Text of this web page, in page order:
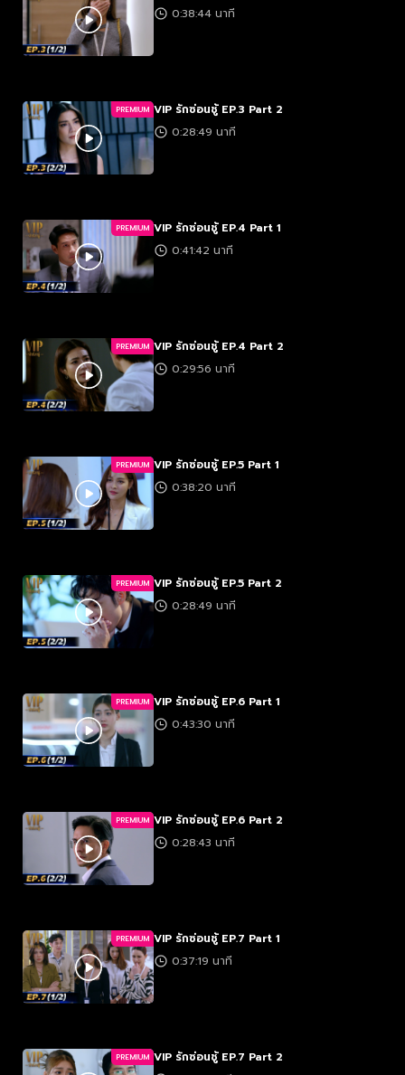
0:38:44 นาที
PREMIUM VIP รักซ่อนชู้ EP.3 Part 2
0:28:49 นาที
PREMIUM VIP รักซ่อนชู้ EP.4 Part 1
0:41:42 นาที
PREMIUM VIP รักซ่อนชู้ EP.4 Part 2
0:29:56 นาที
PREMIUM VIP รักซ่อนชู้ EP.5 Part 1
0:38:20 นาที
PREMIUM VIP รักซ่อนชู้ EP.5 Part 2
0:28:49 นาที
PREMIUM VIP รักซ่อนชู้ EP.6 Part 1
0:43:30 นาที
PREMIUM VIP รักซ่อนชู้ EP.6 Part 2
0:28:43 นาที
PREMIUM VIP รักซ่อนชู้ EP.7 Part 1
0:37:19 นาที
PREMIUM VIP รักซ่อนชู้ EP.7 Part 2